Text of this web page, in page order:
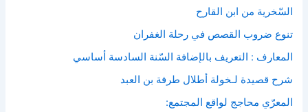
السّخرية من ابن القارح
تنوع ضروب القصص في رحلة الغفران
المعارف : التعريف بالإضافة السّنة السادسة أساسي
شرح قصيدة لـخولة أطلال طرفة بن العبد
المعرّي محاجج لواقع المجتمع: